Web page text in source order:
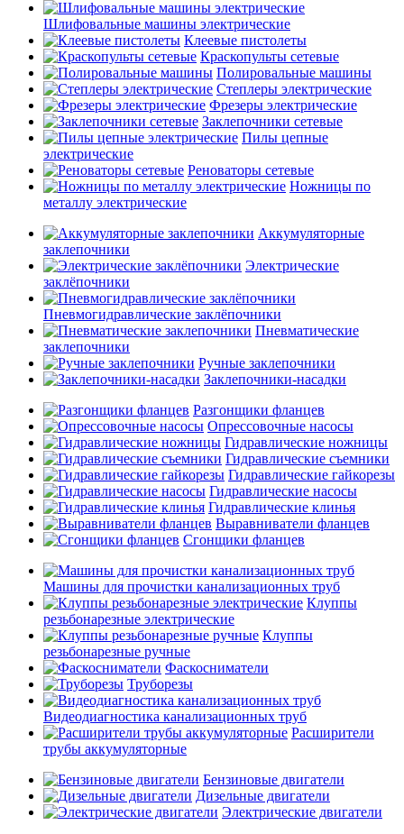
Шлифовальные машины электрические
Клеевые пистолеты
Краскопульты сетевые
Полировальные машины
Степлеры электрические
Фрезеры электрические
Заклепочники сетевые
Пилы цепные
электрические
Реноваторы сетевые
Ножницы по
металлу электрические
Аккумуляторные
заклепочники
Электрические
заклёпочники
Пневмогидравлические заклёпочники
Пневматические
заклепочники
Ручные заклепочники
Заклепочники-насадки
Разгонщики фланцев
Опрессовочные насосы
Гидравлические ножницы
Гидравлические съемники
Гидравлические гайкорезы
Гидравлические насосы
Гидравлические клинья
Выравниватели фланцев
Сгонщики фланцев
Машины для прочистки канализационных труб
Клуппы
резьбонарезные электрические
Клуппы
резьбонарезные ручные
Фаскосниматели
Труборезы
Видеодиагностика канализационных труб
Расширители
трубы аккумуляторные
Бензиновые двигатели
Дизельные двигатели
Электрические двигатели